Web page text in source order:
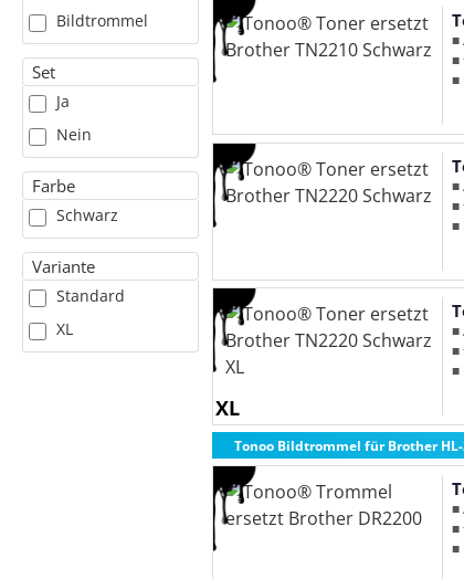
Bildtrommel
Set
Ja
Nein
Farbe
Schwarz
Variante
Standard
XL
■
■
■
■
■
■
XL
■
■
■
Tonoo Bildtrommel für Brother HL-
■
■
■